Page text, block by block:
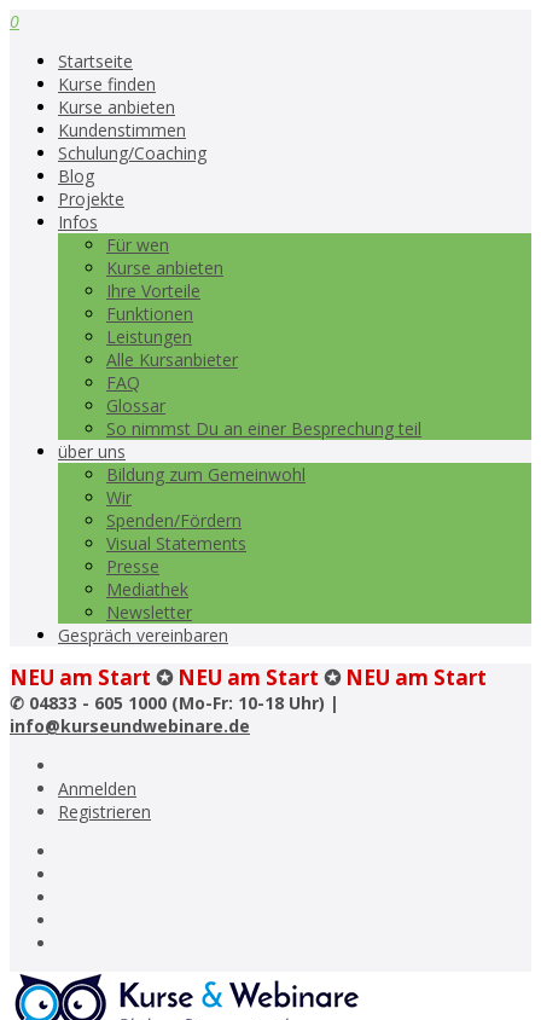
0
Startseite
Kurse finden
Kurse anbieten
Kundenstimmen
Schulung/Coaching
Blog
Projekte
Infos
Für wen
Kurse anbieten
Ihre Vorteile
Funktionen
Leistungen
Alle Kursanbieter
FAQ
Glossar
So nimmst Du an einer Besprechung teil
über uns
Bildung zum Gemeinwohl
Wir
Spenden/Fördern
Visual Statements
Presse
Mediathek
Newsletter
Gespräch vereinbaren
NEU am Start ✪ NEU am Start ✪ NEU am Start
✆ 04833 - 605 1000 (Mo-Fr: 10-18 Uhr) |
info@kurseundwebinare.de
Anmelden
Registrieren